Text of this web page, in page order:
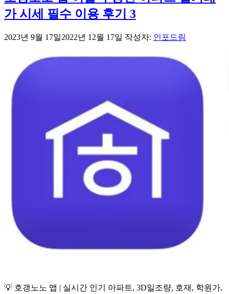
가 시세 필수 이용 후기 3
2023년 9월 17일2022년 12월 17일 작성자: 인포드림
💡 호갱노노 앱 | 실시간 인기 아파트, 3D일조량, 호재, 학원가,